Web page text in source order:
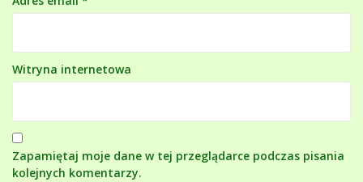
Witryna internetowa
Zapamiętaj moje dane w tej przeglądarce podczas pisania
kolejnych komentarzy.